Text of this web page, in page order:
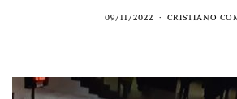
09/11/2022 CRISTIANO